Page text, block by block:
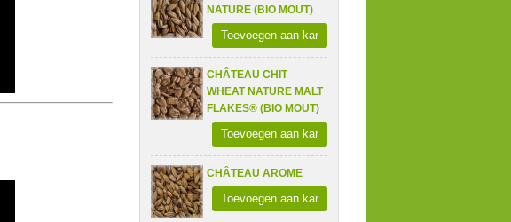
NATURE (BIO MOUT)
Toevoegen aan kar
CHÂTEAU CHIT
WHEAT NATURE MALT
FLAKES® (BIO MOUT)
Toevoegen aan kar
CHÂTEAU AROME
Toevoegen aan kar